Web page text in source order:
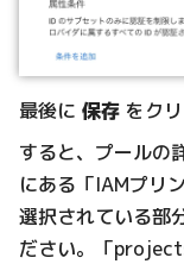
最後に 保存 をク
すると、プールの
にある「IAMプリ
選択されている部
ださい。「